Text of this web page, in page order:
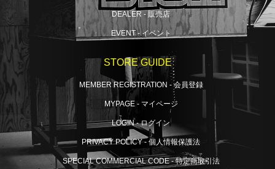
DEALER - 販売店
EVENT - イベント
STORE GUIDE
MEMBER REGISTRATION - 会員登録
MYPAGE - マイページ
LOGIN - ログイン
PRIVACY POLICY - 個人情報保護法
SPECIAL COMMERCIAL CODE - 特定商取引法